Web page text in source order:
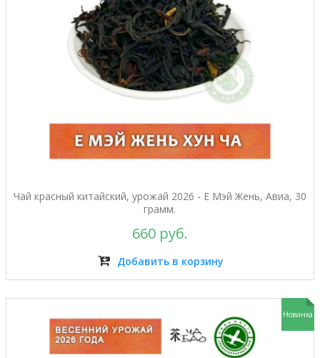
Чай красный китайский, урожай 2026 - Е Мэй Жень, Авиа, 30
грамм.
660 руб.
Добавить в корзину
Новинка